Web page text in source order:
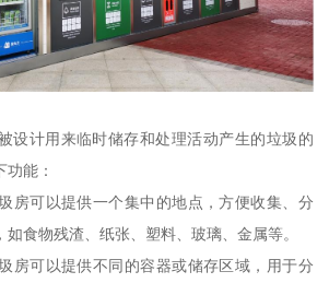
设计用来临时储存和处理活动产生的垃圾的
能：
房可以提供一个集中的地点，方便收集、分
食物残渣、纸张、塑料、玻璃、金属等。
房可以提供不同的容器或储存区域，用于分